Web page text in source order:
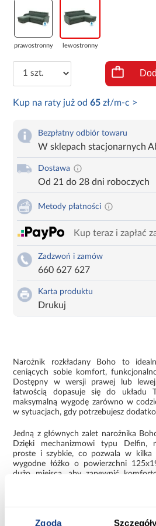
Zgoda Szczegóły
prawostronny lewostronny
Kup na raty już od65 zł/m-c >
Bezpłatny odbiór towaru
W sklepach stacjonarnych
Dostawa
Od 21 do 28 dni roboczych
Metody płatności
Kup teraz i zapłać
Zadzwoń i zamów
660 627 627
Karta produktu
Drukuj
Narożnik rozkładany Boho to
ceniących sobie komfort,
Dostępny w wersji prawej lub
łatwością dopasuje się do układu
maksymalną wygodę zarówno w
w sytuacjach, gdy potrzebujesz
Jedną z głównych zalet narożnika
Dzięki mechanizmowi typu Delfin,
proste i szybkie, co pozwala w kilka
wygodne łóżko o powierzchni
dużo miejsca, aby zapewnić
Dodatkowo, powierzchnia spania
jakości tkaniną Curio, co zapewnia